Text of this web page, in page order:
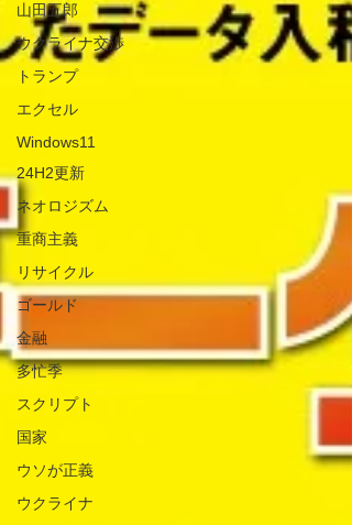
山田五郎
ウクライナ交渉
トランプ
エクセル
Windows11
24H2更新
ネオロジズム
重商主義
リサイクル
ゴールド
金融
多忙季
スクリプト
国家
ウソが正義
ウクライナ